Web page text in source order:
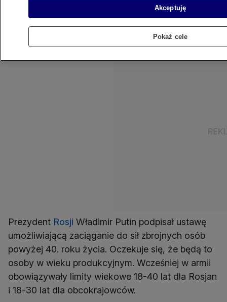
zawodowych. Jak podało BBC, władze
przedstawiają to jako działanie mające na celu
rekrutację większej liczby specjalistów
Prezydent Rosji Władimir Putin podpisał ustawę
umożliwiającą zaciąganie do sił zbrojnych osób
powyżej 40. roku życia. Oczekuje się, że będą to
osoby w wieku produkcyjnym. Wcześniej w armii
obowiązywały limity wiekowe 18-40 lat dla Rosjan
i 18-30 lat dla obcokrajowców.
Akceptuję
Pokaż cele